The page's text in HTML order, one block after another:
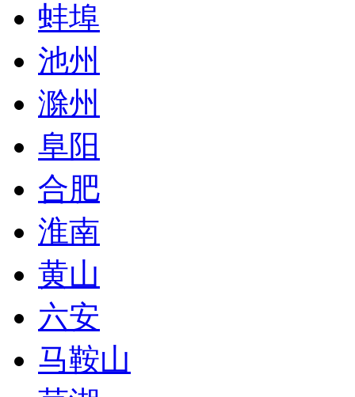
蚌埠
池州
滁州
阜阳
合肥
淮南
黄山
六安
马鞍山